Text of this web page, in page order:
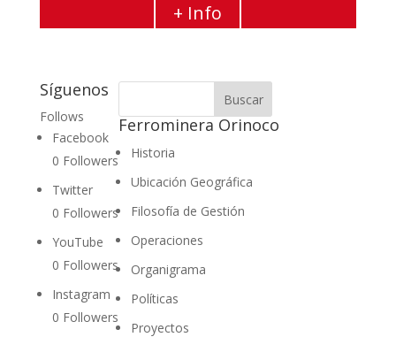
+ Info
Síguenos
Follows
Facebook
0 Followers
Twitter
0 Followers
YouTube
0 Followers
Instagram
0 Followers
Ferrominera Orinoco
Historia
Ubicación Geográfica
Filosofía de Gestión
Operaciones
Organigrama
Políticas
Proyectos